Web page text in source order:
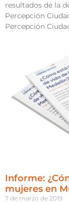
resultados de la
Percepción
Percepción
Informe:
mujeres en
7 de marzo de 2019